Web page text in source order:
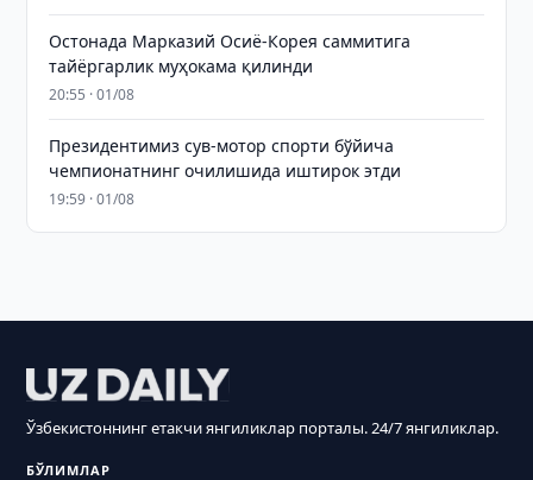
Остонада Марказий Осиё-Корея саммитига
тайёргарлик муҳокама қилинди
20:55 · 01/08
Президентимиз сув-мотор спорти бўйича
чемпионатнинг очилишида иштирок этди
19:59 · 01/08
Ўзбекистоннинг етакчи янгиликлар порталы. 24/7 янгиликлар.
БЎЛИМЛАР